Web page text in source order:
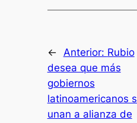
← Anterior: Rubio
desea que más
gobiernos
latinoamericanos
unan a alianza de